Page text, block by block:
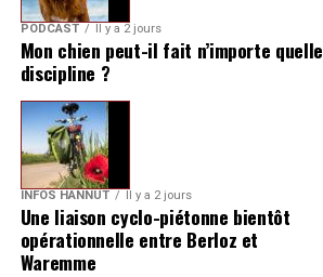
PODCAST Il y a 2 jours
Mon chien peut-il fait n’importe quelle
discipline ?
INFOS HANNUT Il y a 2 jours
Une liaison cyclo-piétonne bientôt
opérationnelle entre Berloz et
Waremme